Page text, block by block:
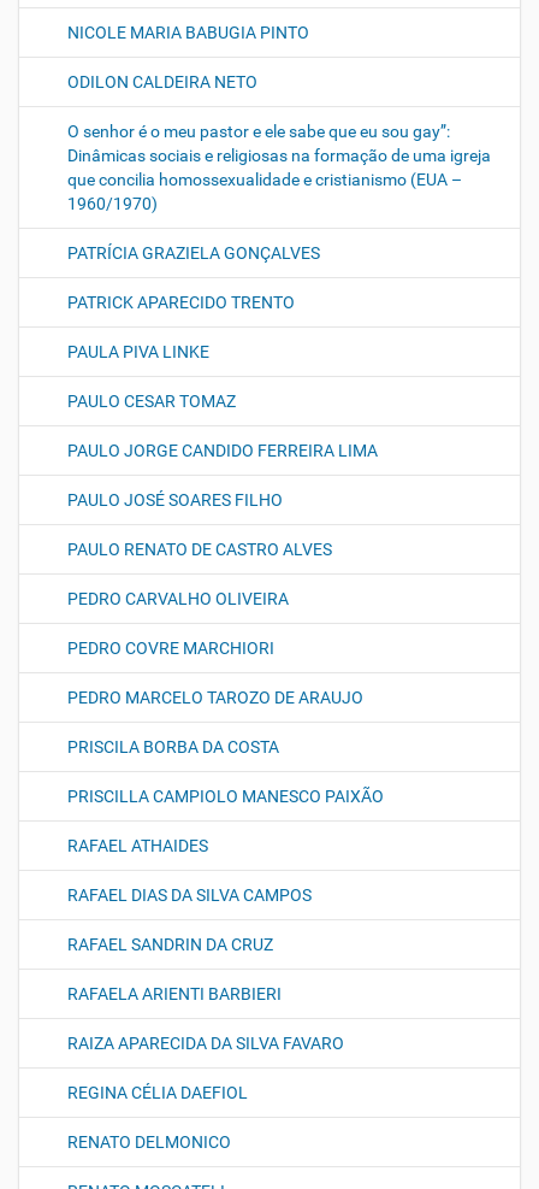
NICOLE MARIA BABUGIA PINTO
ODILON CALDEIRA NETO
O senhor é o meu pastor e ele sabe que eu sou gay”:
Dinâmicas sociais e religiosas na formação de uma igreja
que concilia homossexualidade e cristianismo (EUA –
1960/1970)
PATRÍCIA GRAZIELA GONÇALVES
PATRICK APARECIDO TRENTO
PAULA PIVA LINKE
PAULO CESAR TOMAZ
PAULO JORGE CANDIDO FERREIRA LIMA
PAULO JOSÉ SOARES FILHO
PAULO RENATO DE CASTRO ALVES
PEDRO CARVALHO OLIVEIRA
PEDRO COVRE MARCHIORI
PEDRO MARCELO TAROZO DE ARAUJO
PRISCILA BORBA DA COSTA
PRISCILLA CAMPIOLO MANESCO PAIXÃO
RAFAEL ATHAIDES
RAFAEL DIAS DA SILVA CAMPOS
RAFAEL SANDRIN DA CRUZ
RAFAELA ARIENTI BARBIERI
RAIZA APARECIDA DA SILVA FAVARO
REGINA CÉLIA DAEFIOL
RENATO DELMONICO